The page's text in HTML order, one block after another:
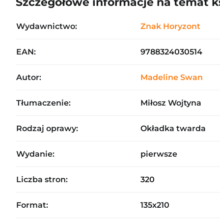
Wydawnictwo: Znak Horyzont
EAN: 9788324030514
Autor: Madeline Swan
Tłumaczenie: Miłosz Wojtyna
Rodzaj oprawy: Okładka twarda
Wydanie: pierwsze
Liczba stron: 320
Format: 135x210